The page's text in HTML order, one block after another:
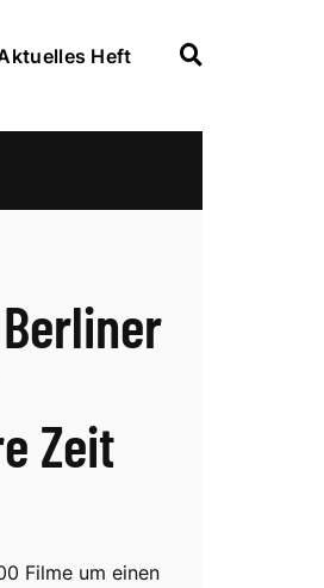
Heft
Zeit
Filme um einen